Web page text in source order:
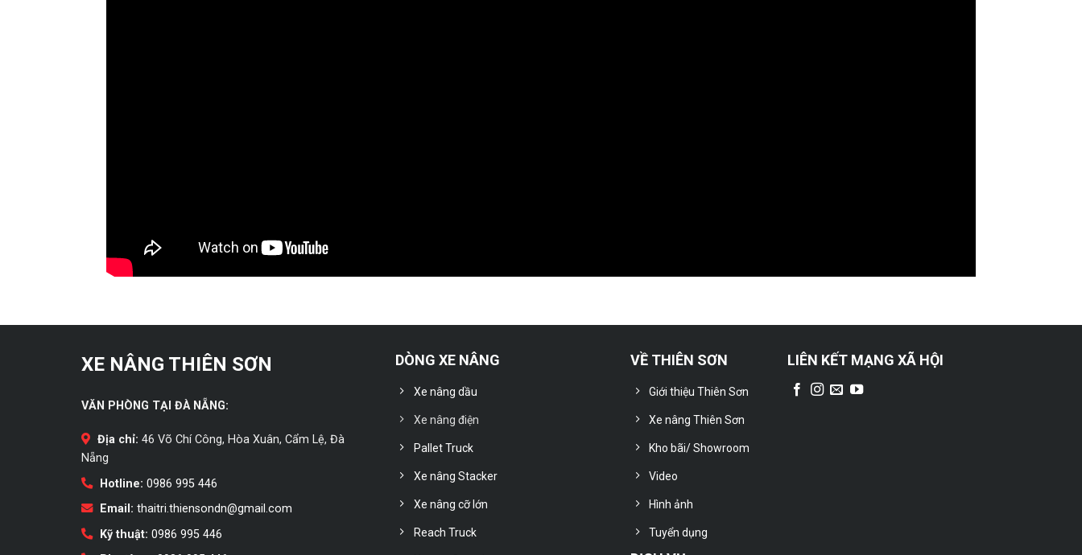
XE NÂNG THIÊN SƠN
VĂN PHÒNG TẠI ĐÀ NẴNG:
Địa chỉ: 46 Võ Chí Công, Hòa Xuân, Cẩm Lệ, Đà
Nẵng
Hotline: 0986 995 446
Email: thaitri.thiensondn@gmail.com
Kỹ thuật: 0986 995 446
DÒNG XE NÂNG
Xe nâng dầu
Xe nâng điện
Pallet Truck
Xe nâng Stacker
Xe nâng cỡ lớn
Reach Truck
VỀ THIÊN SƠN
Giới thiệu Thiên Sơn
Xe nâng Thiên Sơn
Kho bãi/ Showroom
Video
Hình ảnh
Tuyển dụng
LIÊN KẾT MẠNG XÃ HỘI